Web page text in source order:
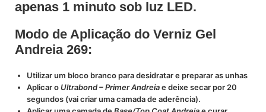
apenas 1 minuto sob luz LED.
Modo de Aplicação do Verniz Gel
Andreia 269:
Utilizar um bloco branco para desidratar e preparar as unhas
Aplicar o Ultrabond – Primer Andreiae deixe secar por 20
segundos (vai criar uma camada de aderência).